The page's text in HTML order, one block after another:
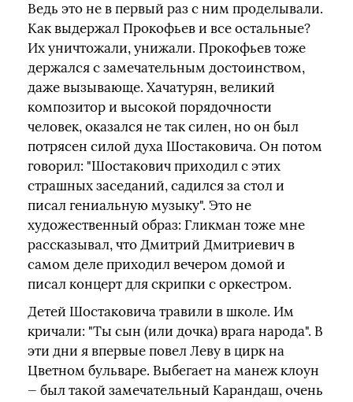
Ведь это не в первый раз с ним проделывали.
Как выдержал Прокофьев и все остальные?
Их уничтожали, унижали. Прокофьев тоже
держался с замечательным достоинством,
даже вызывающе. Хачатурян, великий
композитор и высокой порядочности
человек, оказался не так силен, но он был
потрясен силой духа Шостаковича. Он потом
говорил: "Шостакович приходил с этих
страшных заседаний, садился за стол и
писал гениальную музыку". Это не
художественный образ: Гликман тоже мне
рассказывал, что Дмитрий Дмитриевич в
самом деле приходил вечером домой и
писал концерт для скрипки с оркестром.
Детей Шостаковича травили в школе. Им
кричали: "Ты сын (или дочка) врага народа". В
эти дни я впервые повел Леву в цирк на
Цветном бульваре. Выбегает на манеж клоун
— был такой замечательный Карандаш, очень